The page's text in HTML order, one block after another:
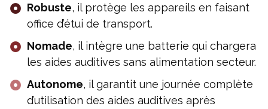
Robuste, il protège les appareils en faisant
office d’étui de transport.
Nomade, il intègre une batterie qui chargera
les aides auditives sans alimentation secteur.
Autonome, il garantit une journée complète
d’utilisation des aides auditives après